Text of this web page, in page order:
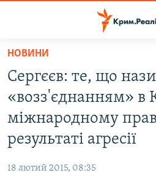
Перейти
основного
матеріалу
Перейти
до
основної
Перейти
ВОДА.КРИМ
ВІДЕО ТА ФОТО
НОВИНИ
Сергєєв: те, що
«возз'єднанням» в
міжнародному
результаті агресії
18 лютий 2015, 08:35